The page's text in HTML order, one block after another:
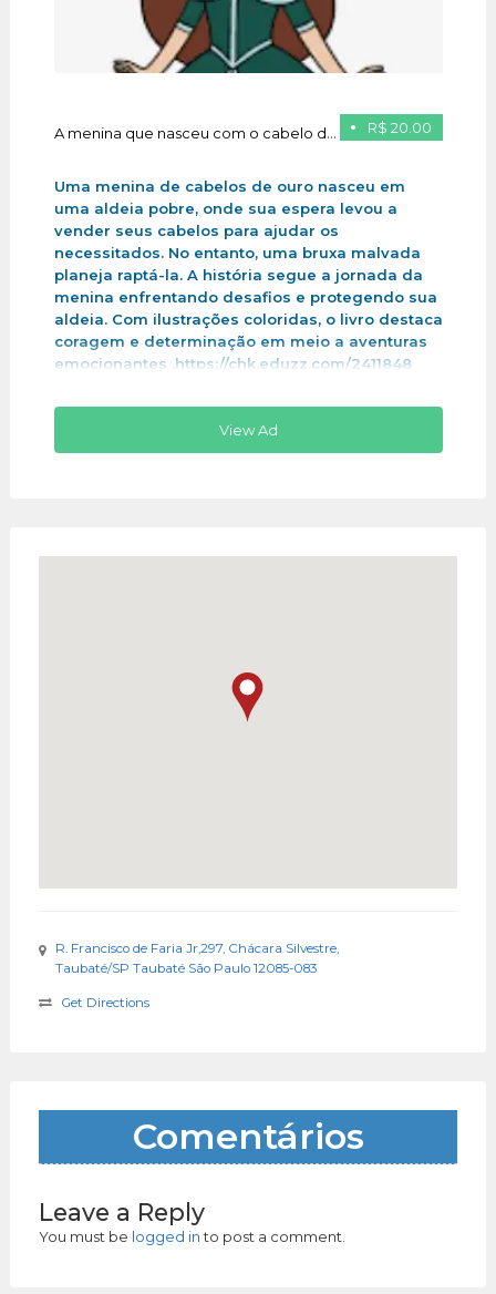
R$ 20.00
A menina que nasceu com o cabelo de ouro
Uma menina de cabelos de ouro nasceu em
uma aldeia pobre, onde sua espera levou a
vender seus cabelos para ajudar os
necessitados. No entanto, uma bruxa malvada
planeja raptá-la. A história segue a jornada da
menina enfrentando desafios e protegendo sua
aldeia. Com ilustrações coloridas, o livro destaca
coragem e determinação em meio a aventuras
emocionantes .https://chk.eduzz.com/2411848
View Ad
R. Francisco de Faria Jr,297, Chácara Silvestre,
Taubaté/SP Taubaté São Paulo 12085-083
Get Directions
Comentários
Leave a Reply
You must be logged into post a comment.